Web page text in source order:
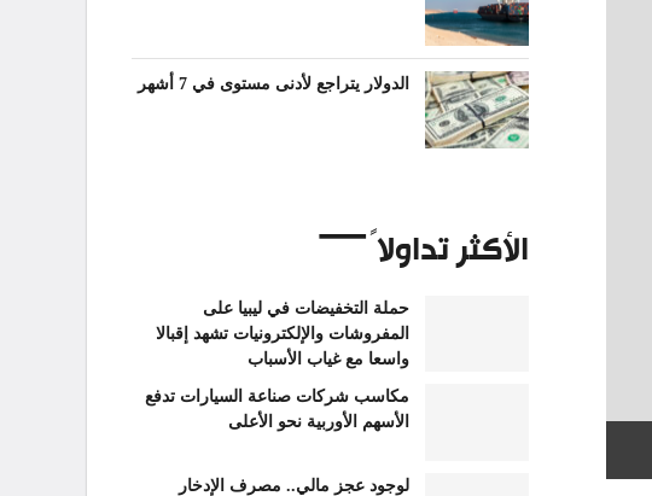
الدولار يتراجع لأدنى مستوى في 7 أشهر
الأكثر تداولاً
حملة التخفيضات في ليبيا على
المفروشات والإلكترونيات تشهد إقبالا
واسعا مع غياب الأسباب
مكاسب شركات صناعة السيارات تدفع
الأسهم الأوربية نحو الأعلى
لوجود عجز مالي.. مصرف الإدخار